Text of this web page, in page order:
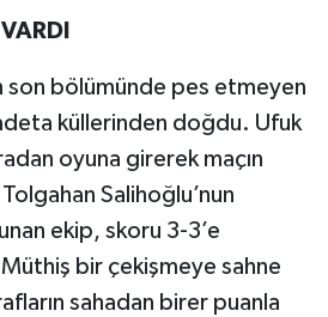
son bölümünde pes etmeyen
küllerinden doğdu. Ufuk
oyuna girerek maçın
Salihoğlu’nun
ekip, skoru 3-3’e
bir çekişmeye sahne
sahadan birer puanla